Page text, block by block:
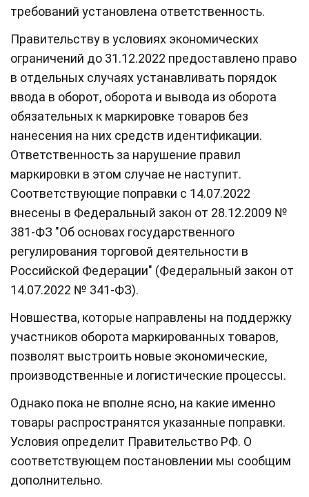
требований установлена ответственность.
Правительству в условиях экономических
ограничений до 31.12.2022 предоставлено право
в отдельных случаях устанавливать порядок
ввода в оборот, оборота и вывода из оборота
обязательных к маркировке товаров без
нанесения на них средств идентификации.
Ответственность за нарушение правил
маркировки в этом случае не наступит.
Соответствующие поправки с 14.07.2022
внесены в Федеральный закон от 28.12.2009 №
381-ФЗ "Об основах государственного
регулирования торговой деятельности в
Российской Федерации" (Федеральный закон от
14.07.2022 № 341-ФЗ).
Новшества, которые направлены на поддержку
участников оборота маркированных товаров,
позволят выстроить новые экономические,
производственные и логистические процессы.
Однако пока не вполне ясно, на какие именно
товары распространятся указанные поправки.
Условия определит Правительство РФ. О
соответствующем постановлении мы сообщим
дополнительно.